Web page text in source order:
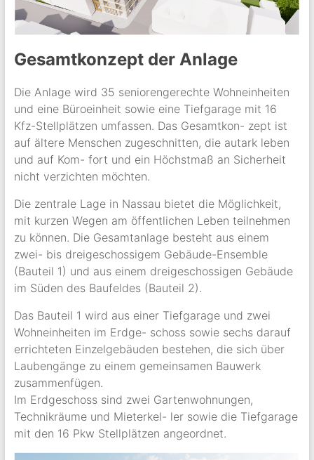
Gesamtkonzept der Anlage
Die Anlage wird 35 seniorengerechte Wohneinheiten
und eine Büroeinheit sowie eine Tiefgarage mit 16
Kfz-Stellplätzen umfassen. Das Gesamtkon- zept ist
auf ältere Menschen zugeschnitten, die autark leben
und auf Kom- fort und ein Höchstmaß an Sicherheit
nicht verzichten möchten.
Die zentrale Lage in Nassau bietet die Möglichkeit,
mit kurzen Wegen am öffentlichen Leben teilnehmen
zu können. Die Gesamtanlage besteht aus einem
zwei- bis dreigeschossigem Gebäude-Ensemble
(Bauteil 1) und aus einem dreigeschossigen Gebäude
im Süden des Baufeldes (Bauteil 2).
Das Bauteil 1 wird aus einer Tiefgarage und zwei
Wohneinheiten im Erdge- schoss sowie sechs darauf
errichteten Einzelgebäuden bestehen, die sich über
Laubengänge zu einem gemeinsamen Bauwerk
zusammenfügen.
Im Erdgeschoss sind zwei Gartenwohnungen,
Technikräume und Mieterkel- ler sowie die Tiefgarage
mit den 16 Pkw Stellplätzen angeordnet.